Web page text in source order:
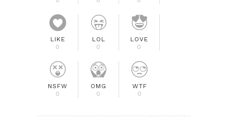
LIKE
0
LOL
0
LOVE
0
NSFW
0
OMG
0
WTF
0